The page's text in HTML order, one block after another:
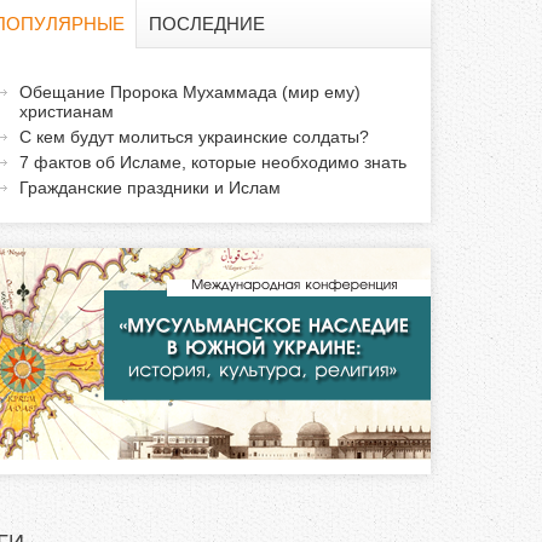
и
с
к
т
ПОСЛЕДНИЕ
Обещание Пророка Мухаммада (мир ему)
христианам
С кем будут молиться украинские солдаты?
7 фактов об Исламе, которые необходимо знать
Гражданские праздники и Ислам